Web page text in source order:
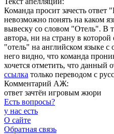
Команда просит зачесть ответ
невозможно понять на каком
вывеску со словом "Отель". В
автора, ни на страну в
"отель" на английском языке
него видно, что команда
хочется отметить, что данный
ссылка только переводом с
Комментарий АЖ:
ответ зачтён игровым жюри
Есть вопросы?
у нас есть
О сайте
Обратная связь